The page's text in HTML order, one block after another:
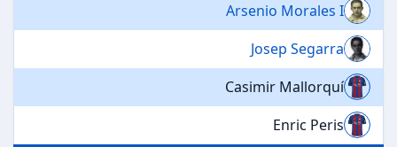
Arsenio Morales I
Josep Segarra
Casimir Mallorquí
Enric Peris